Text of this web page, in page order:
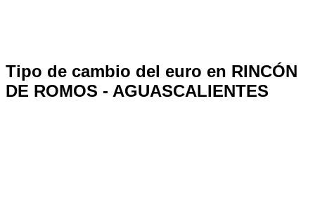
Tipo de cambio del euro en RINCÓN
DE ROMOS - AGUASCALIENTES